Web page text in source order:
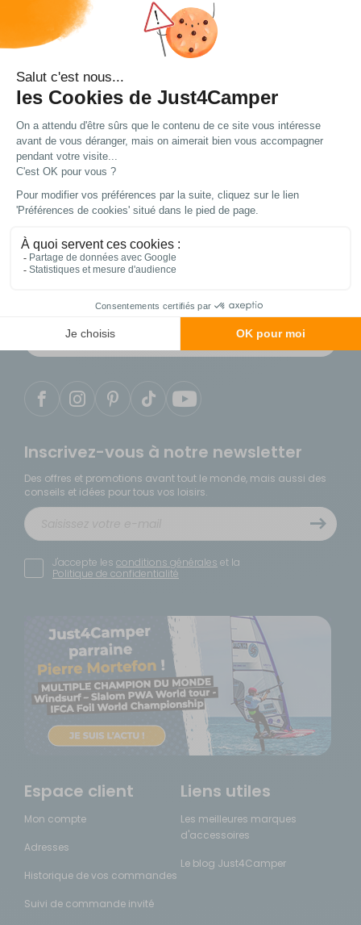
d’achat*
Vous avez une question ?
Nous avons plein de réponses... Peut-être trouverez
vous ce dont vous avez besoin !
Voir nos FAQ
Contactez notre service client
du lundi au samedi de 9h à 18h
Notre service client est situé en France
Inscrivez-vous à notre newsletter
Des offres et promotions avant tout le monde, mais aussi des
conseils et idées pour tous vos loisirs.
J'accepte les conditions générales et la
Politique de confidentialité
Espace client
Mon compte
Adresses
Historique de vos commandes
Suivi de commande invité
Liens utiles
Les meilleures marques
d'accessoires
Le blog Just4Camper